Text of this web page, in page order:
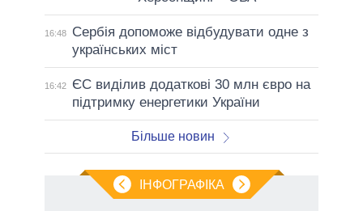
16:48
Сербія допоможе відбудувати одне з
українських міст
16:42
ЄС виділив додаткові 30 млн євро на
підтримку енергетики України
Більше новин
ІНФОГРАФІКА